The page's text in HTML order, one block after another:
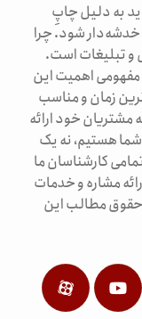
به دلیل چاپِ
شود. چرا
و تبلیغات است.
اهمیت این
زمان و مناسب
مشتریان خود ارائه
هستیم، نه یک
کارشناسان ما
ارائه مشاره و خدمات
حقوق مطالب این